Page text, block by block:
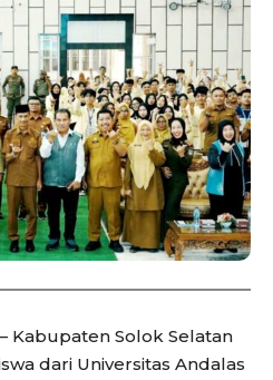
Kabupaten Solok Selatan
dari Universitas Andalas